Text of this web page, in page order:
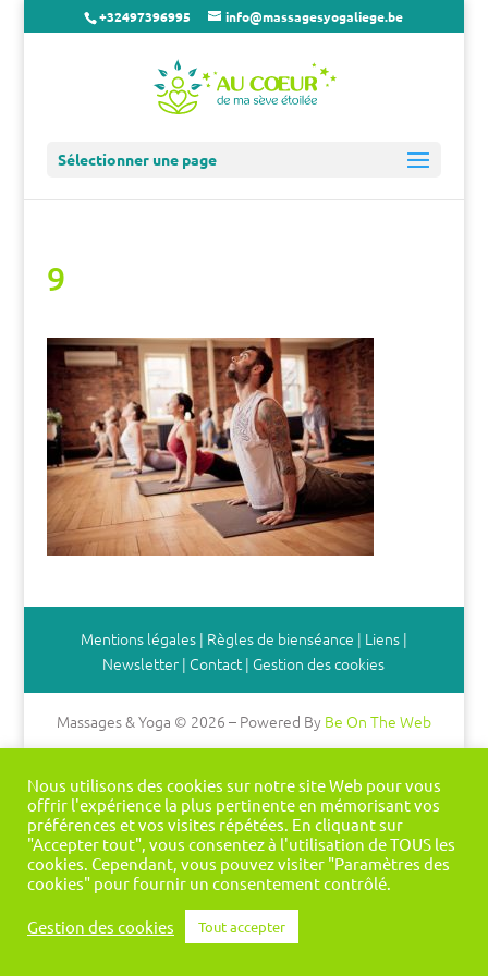
+32497396995 info@massagesyogaliege.be
Sélectionner une page
9
Mentions légales| Règles de bienséance | Liens|
Newsletter | Contact| Gestion des cookies
Massages & Yoga © 2026 – Powered By Be On The Web
Nous utilisons des cookies sur notre site Web pour vous
offrir l'expérience la plus pertinente en mémorisant vos
préférences et vos visites répétées. En cliquant sur
"Accepter tout", vous consentez à l'utilisation de TOUS les
cookies. Cependant, vous pouvez visiter "Paramètres des
cookies" pour fournir un consentement contrôlé.
Gestion des cookies Tout accepter